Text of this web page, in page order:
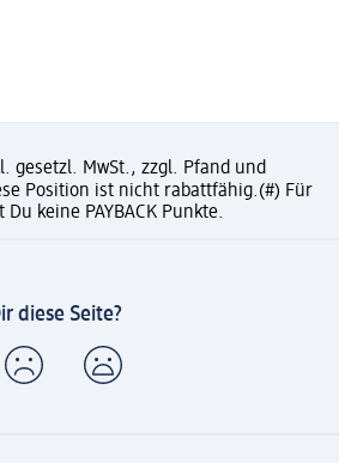
gesetzl. MwSt., zzgl. Pfand und
Position ist nicht rabattfähig.(#) Für
keine PAYBACK Punkte.
diese Seite?